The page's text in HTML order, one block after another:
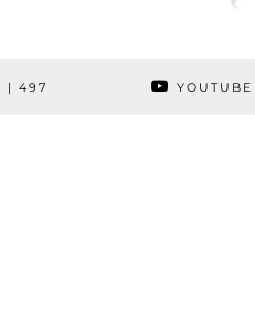
| 497 YOUTUBE